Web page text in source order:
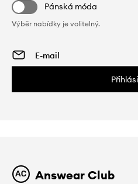
Pánská móda
Výběr nabídky je volitelný.
Answear Club